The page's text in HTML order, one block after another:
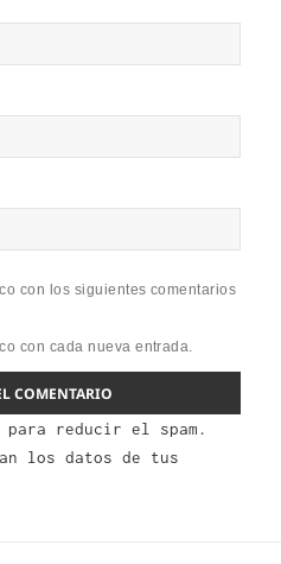
con los siguientes comentarios
con cada nueva entrada.
reducir el spam.
los datos de tus